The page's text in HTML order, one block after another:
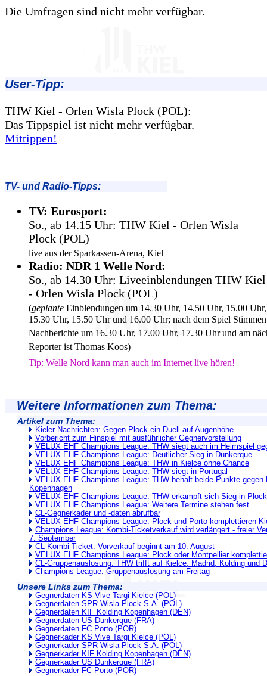
Die Umfragen sind nicht mehr verfügbar.
User-Tipp:
THW Kiel - Orlen Wisla Plock (POL):
Das Tippspiel ist nicht mehr verfügbar.
Mittippen!
TV- und Radio-Tipps:
TV: Eurosport:
So., ab 14.15 Uhr: THW Kiel - Orlen Wisla
Plock (POL)
live aus der Sparkassen-Arena, Kiel
Radio: NDR 1 Welle Nord:
So., ab 14.30 Uhr: Liveeinblendungen THW Kiel
- Orlen Wisla Plock (POL)
(geplante Einblendungen um 14.30 Uhr, 14.50 Uhr, 15.00 Uhr,
15.30 Uhr, 15.50 Uhr und 16.00 Uhr; nach dem Spiel
Nachberichte um 16.30 Uhr, 17.00 Uhr, 17.30 Uhr und am
Reporter ist Thomas Koos)
Tip: Welle Nord kann man auch im Internet live hören!
Weitere Informationen zum Thema:
Artikel zum Thema:
Kieler Nachrichten: Gegen Plock ein Duell auf Augenhöhe
Vorbericht zum Hinspiel mit ausführlicher Gegnervorstellung
VELUX EHF Champions League: THW siegt auch im Heimspiel
VELUX EHF Champions League: Deutlicher Sieg in Dunkerque
VELUX EHF Champions League: THW in Kielce ohne Chance
VELUX EHF Champions League: THW siegt in Portugal
VELUX EHF Champions League: THW behält beide Punkte gegen
Kopenhagen
VELUX EHF Champions League: THW erkämpft sich Sieg in Plock
VELUX EHF Champions League: Weitere Termine stehen fest
CL-Gegnerkader und -daten abrufbar
VELUX EHF Champions League: Plock und Porto komplettieren
Champions League: Kombi-Ticketverkauf wird verlängert - freier
7. September
CL-Kombi-Ticket: Vorverkauf beginnt am 10. August
VELUX EHF Champions League: Plock oder Montpellier
CL-Gruppenauslosung: THW trifft auf Kielce, Madrid, Kolding und
Champions League: Gruppenauslosung am Freitag
Unsere Links zum Thema:
Gegnerdaten KS Vive Targi Kielce (POL)
Gegnerdaten SPR Wisla Plock S.A. (POL)
Gegnerdaten KIF Kolding Kopenhagen (DEN)
Gegnerdaten US Dunkerque (FRA)
Gegnerdaten FC Porto (POR)
Gegnerkader KS Vive Targi Kielce (POL)
Gegnerkader SPR Wisla Plock S.A. (POL)
Gegnerkader KIF Kolding Kopenhagen (DEN)
Gegnerkader US Dunkerque (FRA)
Gegnerkader FC Porto (POR)